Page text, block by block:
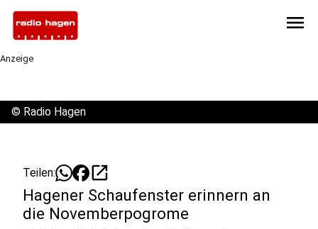
menu
Anzeige
© Radio Hagen
Teilen: open_in_new
Hagener Schaufenster erinnern an
die Novemberpogrome